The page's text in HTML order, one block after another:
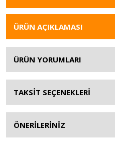
ÜRÜN AÇIKLAMASI
ÜRÜN YORUMLARI
TAKSİT SEÇENEKLERİ
ÖNERİLERİNİZ